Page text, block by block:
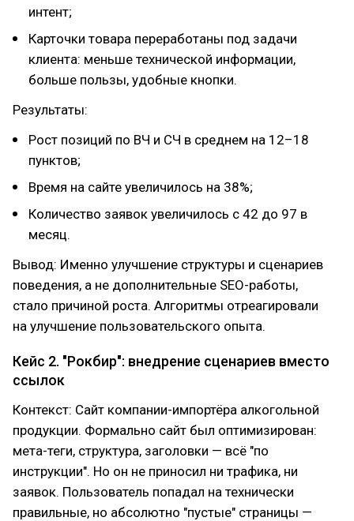
интент;
Карточки товара переработаны под задачи
клиента: меньше технической информации,
больше пользы, удобные кнопки.
Результаты:
Рост позиций по ВЧ и СЧ в среднем на 12–18
пунктов;
Время на сайте увеличилось на 38%;
Количество заявок увеличилось с 42 до 97 в
месяц.
Вывод: Именно улучшение структуры и сценариев
поведения, а не дополнительные SEO-работы,
стало причиной роста. Алгоритмы отреагировали
на улучшение пользовательского опыта.
Кейс 2. "Рокбир": внедрение сценариев вместо
ссылок
Контекст: Сайт компании-импортёра алкогольной
продукции. Формально сайт был оптимизирован:
мета-теги, структура, заголовки — всё "по
инструкции". Но он не приносил ни трафика, ни
заявок. Пользователь попадал на технически
правильные, но абсолютно "пустые" страницы —